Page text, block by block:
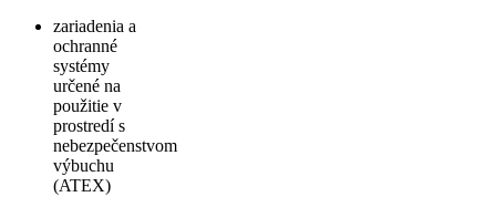
zariadenia a
ochranné
systémy
určené na
použitie v
prostredí s
nebezpečenstvom
výbuchu
(ATEX)